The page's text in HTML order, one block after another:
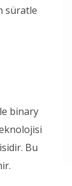
süratle
binary
Bu